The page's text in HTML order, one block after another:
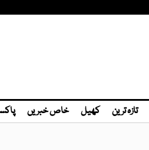
تازہ ترین کھیل خاص خبریں